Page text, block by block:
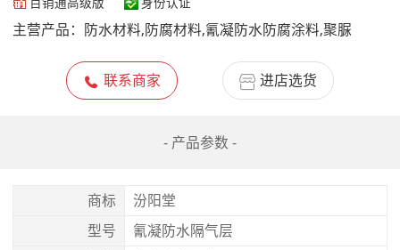
主营产品： 防水材料,防腐材料,氰凝防水防腐涂料,聚脲
联系商家 进店选货
- 产品参数 -
商标
汾阳堂
型号
氰凝防水隔气层